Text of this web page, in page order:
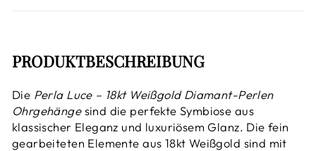
PRODUKTBESCHREIBUNG
Die Perla Luce – 18kt Weißgold Diamant-Perlen
Ohrgehängesind die perfekte Symbiose aus
klassischer Eleganz und luxuriösem Glanz. Die fein
gearbeiteten Elemente aus 18kt Weißgold sind mit